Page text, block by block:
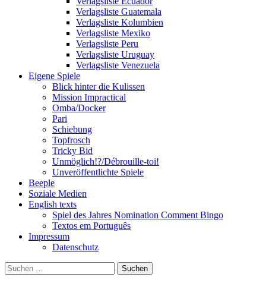
Verlagsliste Guatemala
Verlagsliste Kolumbien
Verlagsliste Mexiko
Verlagsliste Peru
Verlagsliste Uruguay
Verlagsliste Venezuela
Eigene Spiele
Blick hinter die Kulissen
Mission Impractical
Omba/Docker
Pari
Schiebung
Topfrosch
Tricky Bid
Unmöglich!?/Débrouille-toi!
Unveröffentlichte Spiele
Beeple
Soziale Medien
English texts
Spiel des Jahres Nomination Comment Bingo
Textos em Português
Impressum
Datenschutz
Suchen
nach: